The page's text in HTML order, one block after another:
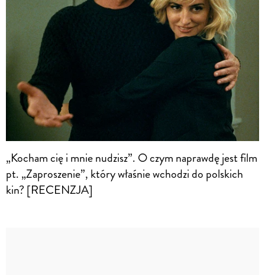
„Kocham cię i mnie nudzisz”. O czym naprawdę jest film
pt. „Zaproszenie”, który właśnie wchodzi do polskich
kin? [RECENZJA]